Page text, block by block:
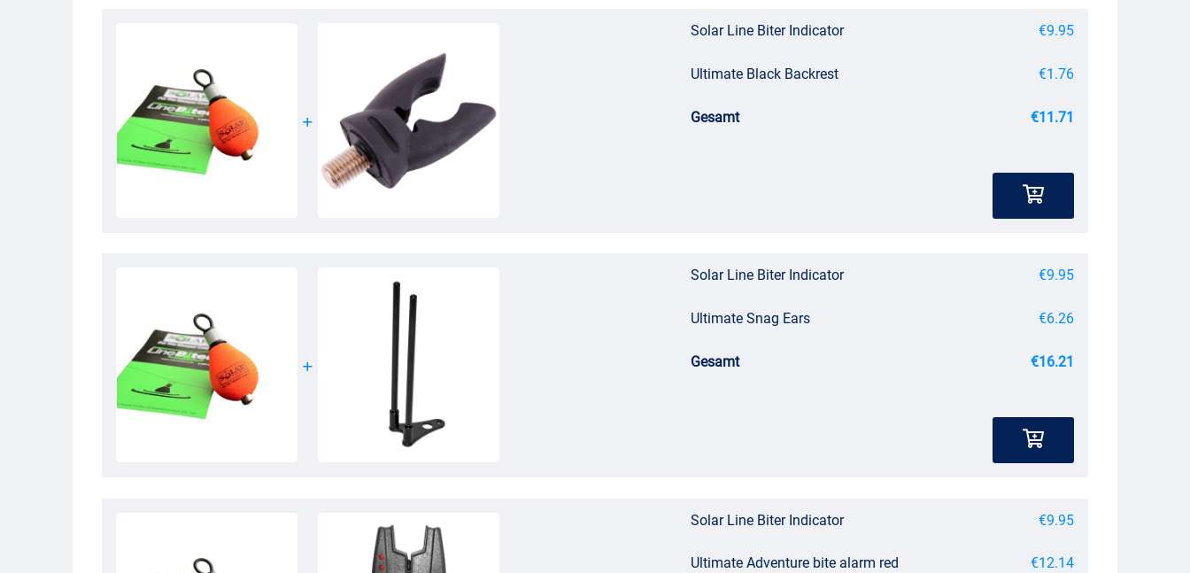
Solar Line Biter Indicator €9.95
Ultimate Black Backrest €1.76
Gesamt €11.71
Solar Line Biter Indicator €9.95
Ultimate Snag Ears €6.26
Gesamt €16.21
Solar Line Biter Indicator €9.95
Ultimate Adventure bite alarm red €12.14